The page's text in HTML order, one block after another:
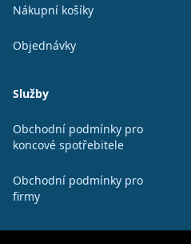
Nákupní košíky
Objednávky
Služby
Obchodní podmínky pro
koncové spotřebitele
Obchodní podmínky pro
firmy